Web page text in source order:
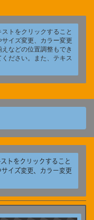
トをクリックすること
イズ変更、カラー変更
などの位置調整もでき
ださい。また、テキス
トをクリックすること
イズ変更、カラー変更